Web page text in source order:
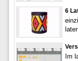
6
Im